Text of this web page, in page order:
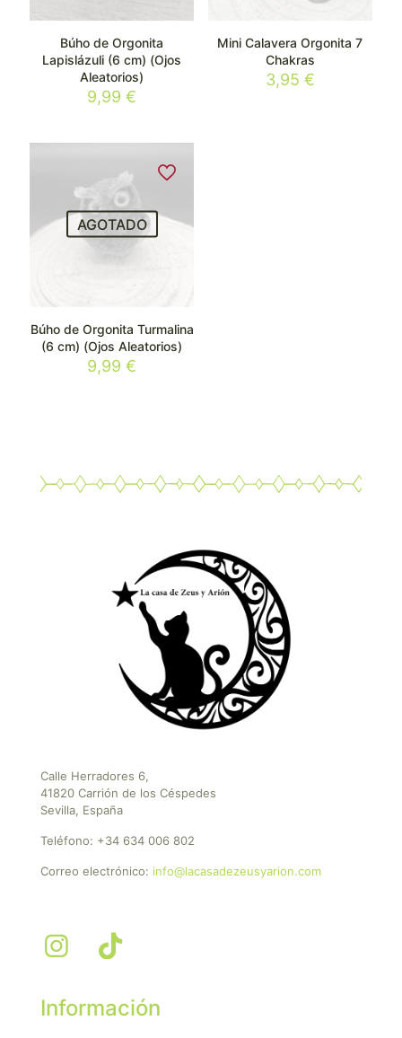
Búho de Orgonita
Lapislázuli (6 cm) (Ojos
Aleatorios)
9,99€
Mini Calavera Orgonita 7
Chakras
3,95 €
AGOTADO
Búho de Orgonita Turmalina
(6 cm) (Ojos Aleatorios)
9,99€
Calle Herradores 6,
41820 Carrión de los Céspedes
Sevilla, España
Teléfono: +34 634 006 802
Correo electrónico: info@lacasadezeusyarion.com
Información